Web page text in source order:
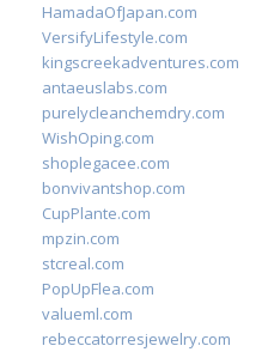
HamadaOfJapan.com
VersifyLifestyle.com
kingscreekadventures.com
antaeuslabs.com
purelycleanchemdry.com
WishOping.com
shoplegacee.com
bonvivantshop.com
CupPlante.com
mpzin.com
stcreal.com
PopUpFlea.com
valueml.com
rebeccatorresjewelry.com